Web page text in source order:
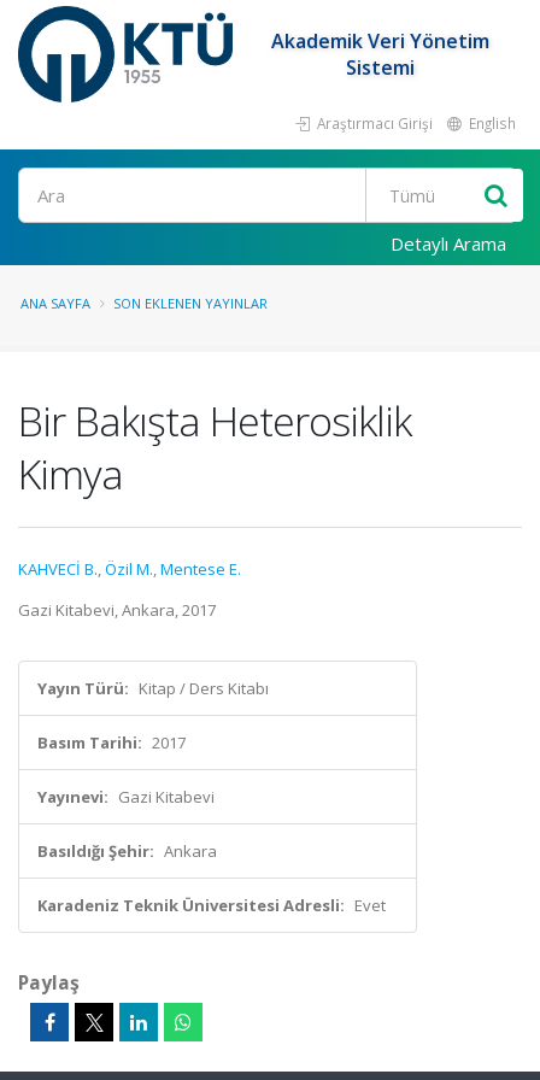
Akademik Veri Yönetim
Sistemi
Araştırmacı Girişi English
Ara
Detaylı Arama
ANA SAYFA SON EKLENEN YAYINLAR
Bir Bakışta Heterosiklik
Kimya
KAHVECİ B.,Özil M.,Mentese E.
Gazi Kitabevi, Ankara, 2017
Yayın Türü: Kitap / Ders Kitabı
Basım Tarihi: 2017
Yayınevi: Gazi Kitabevi
Basıldığı Şehir: Ankara
Karadeniz Teknik Üniversitesi Adresli: Evet
Paylaş